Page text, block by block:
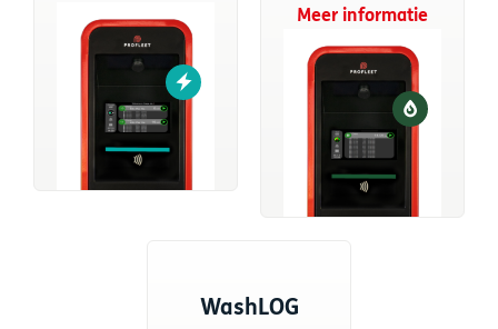
Meer informatie
WashLOG